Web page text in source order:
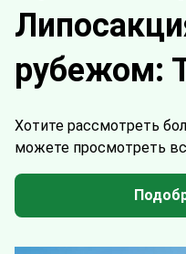
рубежом:
Хотите рассмотреть
можете просмотреть